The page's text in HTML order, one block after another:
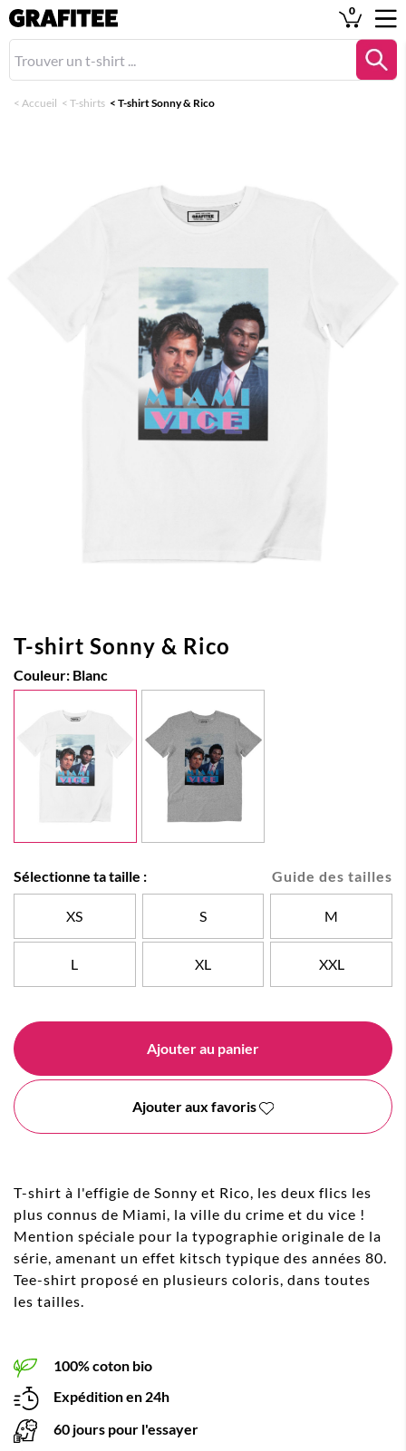
0
< Accueil < T-shirts < T-shirt Sonny & Rico
T-shirt Sonny & Rico
Couleur: Blanc
Guide des tailles
Sélectionne ta taille :
XS S M
L XL XXL
Ajouter au panier
Ajouter aux favoris
T-shirt à l'effigie de Sonny et Rico, les deux flics les
plus connus de Miami, la ville du crime et du vice !
Mention spéciale pour la typographie originale de la
série, amenant un effet kitsch typique des années 80.
Tee-shirt proposé en plusieurs coloris, dans toutes
les tailles.
100% coton bio
Expédition en 24h
60 jours pour l'essayer